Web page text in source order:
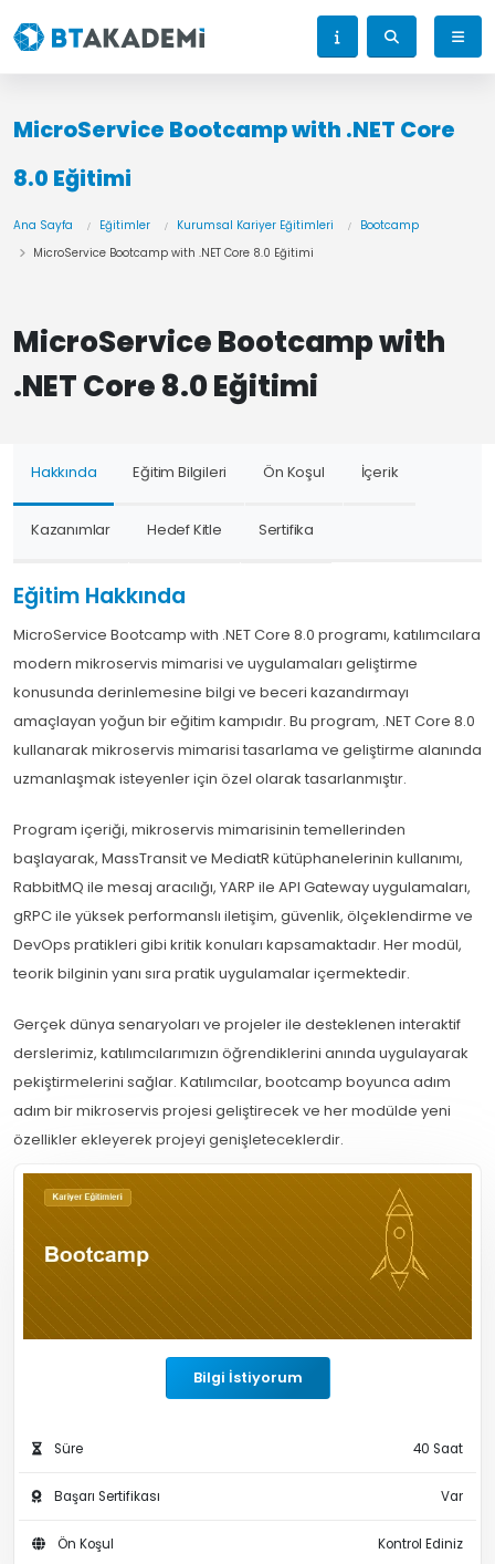
MicroService Bootcamp with .NET Core
8.0 Eğitimi
Ana Sayfa Eğitimler Kurumsal Kariyer Eğitimleri
Bootcamp
MicroService Bootcamp with .NET Core 8.0 Eğitimi
MicroService Bootcamp with
.NET Core 8.0 Eğitimi
Hakkında Eğitim Bilgileri Ön Koşul İçerik
Kazanımlar Hedef Kitle Sertifika
Eğitim Hakkında
MicroService Bootcamp with .NET Core 8.0 programı, katılımcılara
modern mikroservis mimarisi ve uygulamaları geliştirme
konusunda derinlemesine bilgi ve beceri kazandırmayı
amaçlayan yoğun bir eğitim kampıdır. Bu program, .NET Core 8.0
kullanarak mikroservis mimarisi tasarlama ve geliştirme alanında
uzmanlaşmak isteyenler için özel olarak tasarlanmıştır.
Program içeriği, mikroservis mimarisinin temellerinden
başlayarak, MassTransit ve MediatR kütüphanelerinin kullanımı,
RabbitMQ ile mesaj aracılığı, YARP ile API Gateway uygulamaları,
gRPC ile yüksek performanslı iletişim, güvenlik, ölçeklendirme ve
DevOps pratikleri gibi kritik konuları kapsamaktadır. Her modül,
teorik bilginin yanı sıra pratik uygulamalar içermektedir.
Gerçek dünya senaryoları ve projeler ile desteklenen interaktif
derslerimiz, katılımcılarımızın öğrendiklerini anında uygulayarak
pekiştirmelerini sağlar. Katılımcılar, bootcamp boyunca adım
adım bir mikroservis projesi geliştirecek ve her modülde yeni
özellikler ekleyerek projeyi genişleteceklerdir.
Bilgi İstiyorum
Süre 40 Saat
Başarı Sertifikası Var
Ön Koşul Kontrol Ediniz